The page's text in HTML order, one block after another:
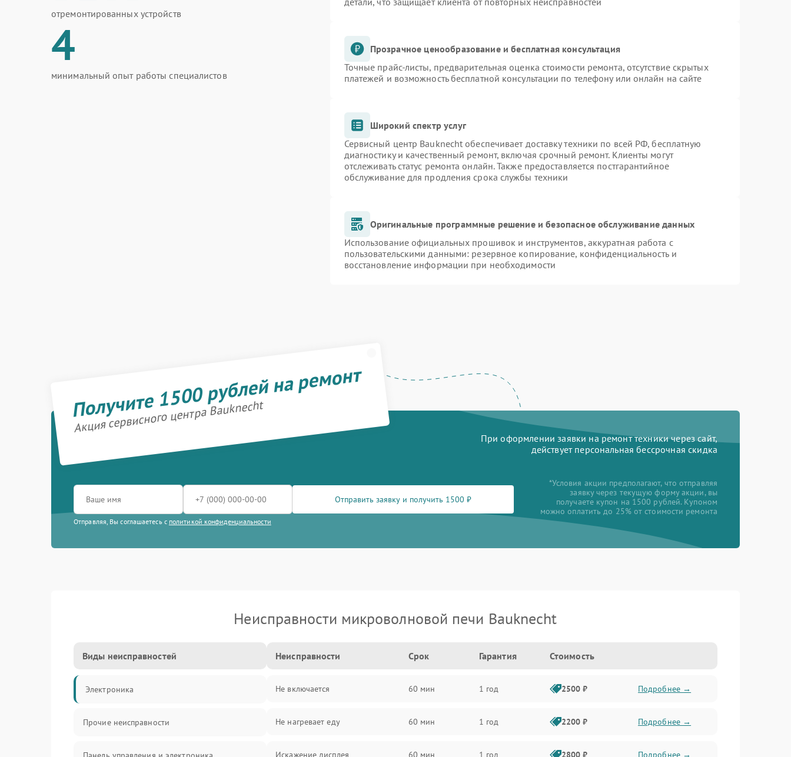
отремонтированных устройств
4
минимальный опыт работы специалистов
Прозрачное ценообразование и бесплатная консультация
Точные прайс-листы, предварительная оценка стоимости ремонта, отсутствие скрытых
платежей и возможность бесплатной консультации по телефону или онлайн на сайте
Широкий спектр услуг
Сервисный центр Bauknecht обеспечивает доставку техники по всей РФ, бесплатную
диагностику и качественный ремонт, включая срочный ремонт. Клиенты могут
отслеживать статус ремонта онлайн. Также предоставляется постгарантийное
обслуживание для продления срока службы техники
Оригинальные программные решение и безопасное обслуживание данных
Использование официальных прошивок и инструментов, аккуратная работа с
пользовательскими данными: резервное копирование, конфиденциальность и
восстановление информации при необходимости
Получите 1500 рублей на ремонт
Акция сервисного центра Bauknecht
При оформлении заявки на ремонт техники через сайт,
действует персональная бессрочная скидка
Отправить заявку и получить 1500 ₽
Отправляя, Вы соглашаетесь с политикой конфиденциальности
*Условия акции предполагают, что отправляя
заявку через текущую форму акции, вы
получаете купон на 1500 рублей. Купоном
можно оплатить до 25% от стоимости ремонта
Неисправности микроволновой печи Bauknecht
Виды неисправностей
Электроника
Прочие неисправности
Неисправности Срок Гарантия Стоимость
Не включается 60 мин 1 год 2500 ₽ Подробнее →
Не нагревает еду 60 мин 1 год 2200 ₽ Подробнее →
Искажение дисплея 60 мин 1 год 2800 ₽ Подробнее →